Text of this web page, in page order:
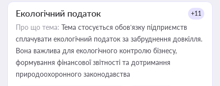
Екологічний податок +11
Про що тема: Тема стосується обов’язку підприємств
сплачувати екологічний податок за забруднення довкілля.
Вона важлива для екологічного контролю бізнесу,
формування фінансової звітності та дотримання
природоохоронного законодавства